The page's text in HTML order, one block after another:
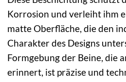
Korrosion und verleiht ihm
matte Oberfläche, die den
Charakter des Designs
Formgebung der Beine, die
erinnert, ist präzise und